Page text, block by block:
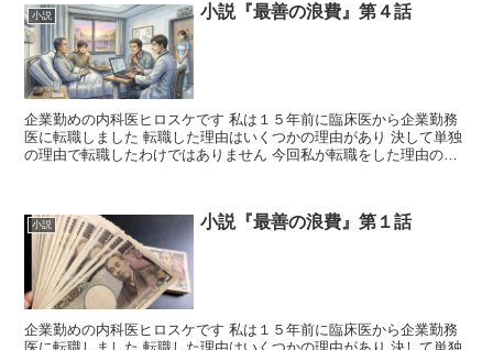
小説 小説『最善の浪費』第４話
企業勤めの内科医ヒロスケです 私は１５年前に臨床医から企業勤務
医に転職しました 転職した理由はいくつかの理由があり 決して単独
の理由で転職したわけではありません 今回私が転職をした理由のい
小説 小説『最善の浪費』第１話
企業勤めの内科医ヒロスケです 私は１５年前に臨床医から企業勤務